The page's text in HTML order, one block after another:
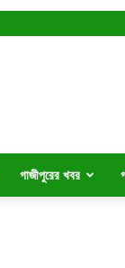
গাজীপুরের খবর